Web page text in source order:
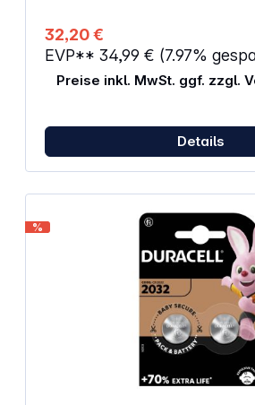
32,20 €
EVP** 34,99 € (7.97%
Preise inkl. MwSt. ggf. zzgl.
Details
%